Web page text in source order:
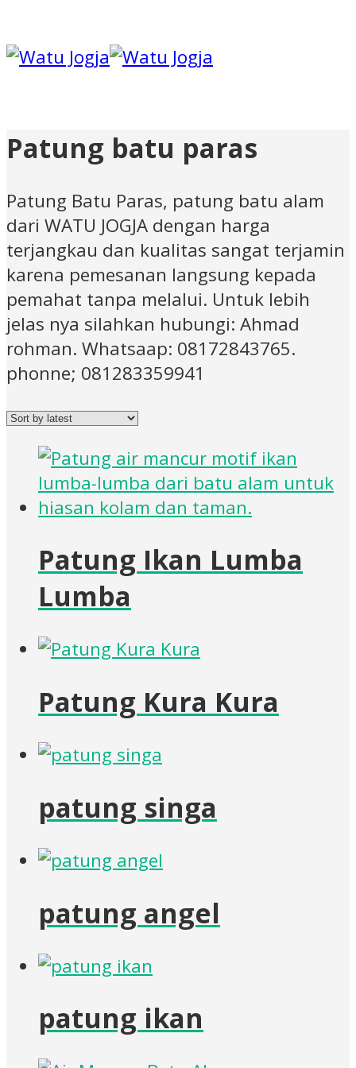
Patung batu paras
Patung Batu Paras, patung batu alam
dari WATU JOGJA dengan harga
terjangkau dan kualitas sangat terjamin
karena pemesanan langsung kepada
pemahat tanpa melalui. Untuk lebih
jelas nya silahkan hubungi: Ahmad
rohman. Whatsaap: 08172843765.
phonne; 081283359941
Patung Ikan Lumba
Lumba
Patung Kura Kura
patung singa
patung angel
patung ikan